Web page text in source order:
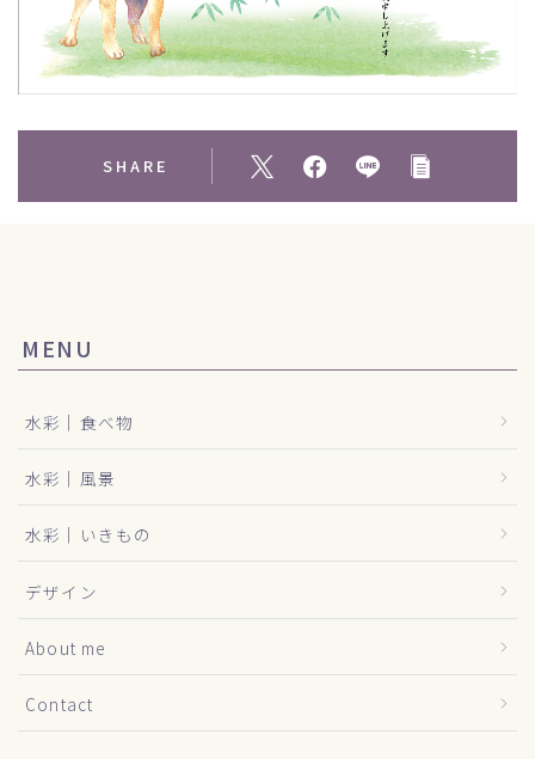
SHARE
MENU
水彩｜食べ物
水彩｜風景
水彩｜いきもの
デザイン
About me
Contact